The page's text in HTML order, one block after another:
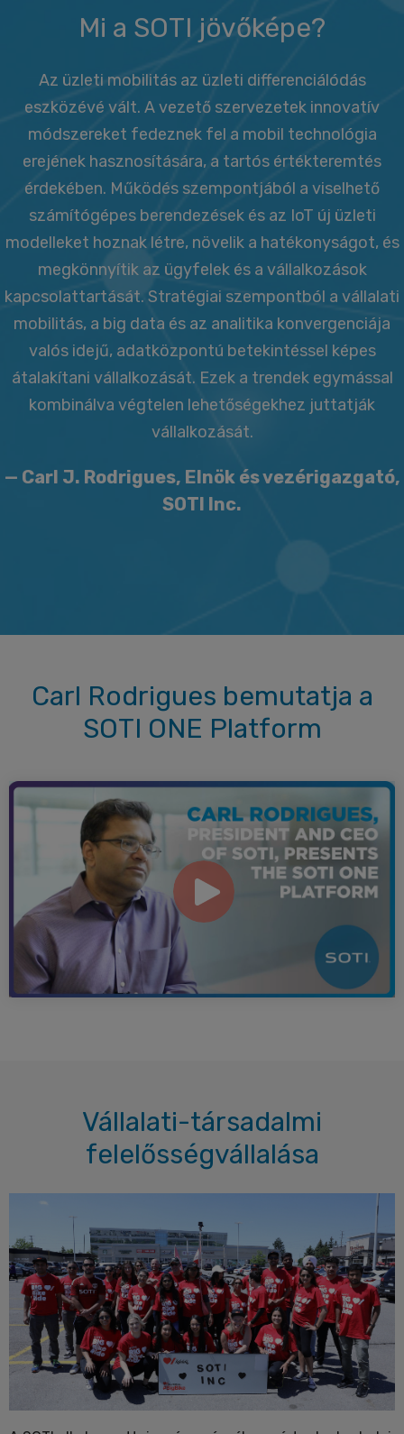
Mi a SOTI jövőképe?
Az üzleti mobilitás az üzleti differenciálódás
eszközévé vált. A vezető szervezetek innovatív
módszereket fedeznek fel a mobil technológia
erejének hasznosítására, a tartós értékteremtés
érdekében. Működés szempontjából a viselhető
számítógépes berendezések és az IoT új üzleti
modelleket hoznak létre, növelik a hatékonyságot, és
megkönnyítik az ügyfelek és a vállalkozások
kapcsolattartását. Stratégiai szempontból a vállalati
mobilitás, a big data és az analitika konvergenciája
valós idejű, adatközpontú betekintéssel képes
átalakítani vállalkozását. Ezek a trendek egymással
kombinálva végtelen lehetőségekhez juttatják
vállalkozását.
— Carl J. Rodrigues, Elnök és vezérigazgató,
SOTI Inc.
Carl Rodrigues bemutatja a
SOTI ONE Platform
Vállalati-társadalmi
felelősségvállalása